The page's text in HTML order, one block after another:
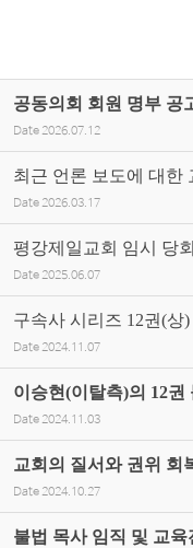
공동의회 회원 명부 공
Date 2026.07.12
최근 언론 보도에 대한
Date 2026.03.17
평강제일교회 임시 당
Date 2025.06.07
구속사 시리즈 12권(상)
Date 2024.11.07
이승현(이탈측)의 12
Date 2024.11.03
교회의 질서와 권위 회
Date 2024.10.27
불법 목사 임직 및 교